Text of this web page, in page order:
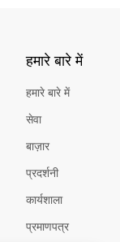
हमारे बारे में
हमारे बारे में
सेवा
बाज़ार
प्रदर्शनी
कार्यशाला
प्रमाणपत्र